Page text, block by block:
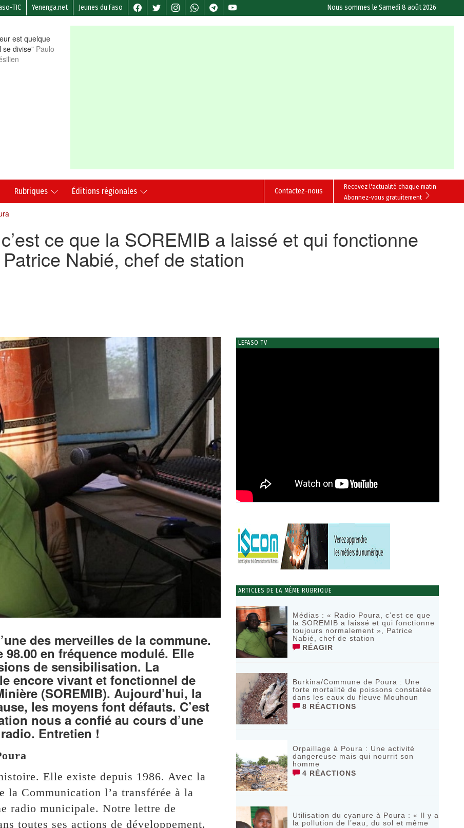
TIC Yenenga.net Jeunes du Faso Nous sommes leSamedi 8 août 2026
est quelque
divise” Paulo
Rubriques Éditions régionales
Recevez l'actualité chaque matin
Abonnez-vous gratuitement
Contactez-nous
ce que la SOREMIB a laissé et qui fonctionne
Nabié, chef de station
des merveilles de la commune.
en fréquence modulé. Elle
de sensibilisation. La
encore vivant et fonctionnel de
(SOREMIB). Aujourd’hui, la
les moyens font défauts. C’est
nous a confié au cours d’une
Entretien !
Elle existe depuis 1986. Avec la
la Communication l’a transférée à la
radio municipale. Notre lettre de
toutes ses actions de développement.
LEFASO TV
ARTICLES DE LA MÊME RUBRIQUE
Médias : « Radio Poura, c’est ce que
la SOREMIB a laissé et qui fonctionne
toujours normalement », Patrice
Nabié, chef de station
RÉAGIR
Burkina/Commune de Poura : Une
forte mortalité de poissons constatée
dans les eaux du fleuve Mouhoun
8 RÉACTIONS
Orpaillage à Poura : Une activité
dangereuse mais qui nourrit son
homme
4 RÉACTIONS
Utilisation du cyanure à Poura : « Il y a
la pollution de l’eau, du sol et même